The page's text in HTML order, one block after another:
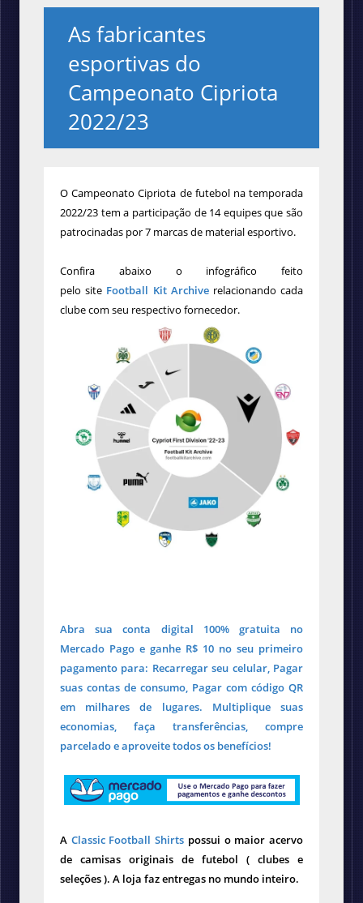
As fabricantes
esportivas do
Campeonato Cipriota
2022/23
O Campeonato Cipriota de futebol na temporada
2022/23 tem a participação de 14 equipes que são
patrocinadas por 7 marcas de material esportivo.
Confira abaixo o infográfico feito
pelosite Football Kit Archive relacionando cada
clube com seu respectivo fornecedor.
Abra sua conta digital 100% gratuita no
Mercado Pago e ganhe R$ 10 no seu primeiro
pagamento para: Recarregar seu celular, Pagar
suas contas de consumo, Pagar com código QR
em milhares de lugares. Multiplique suas
economias, faça transferências, compre
parcelado e aproveite todos os benefícios!
A Classic Football Shirts possui o maior acervo
de camisas originais de futebol ( clubes e
seleções ). A loja faz entregas no mundo inteiro.